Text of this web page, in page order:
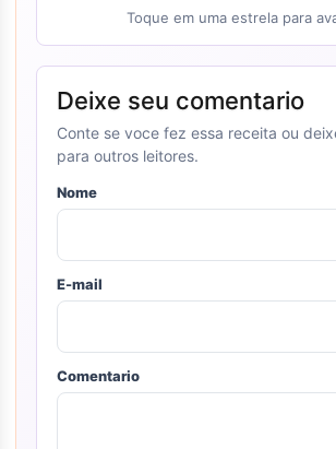
Toque em uma estrela para
Deixe seu comentario
Conte se voce fez essa receita ou
para outros leitores.
Nome
E-mail
Comentario